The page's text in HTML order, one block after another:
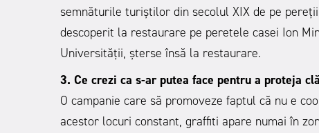
semnăturile turiștilor din secolul XIX de pe
descoperit la restaurare pe peretele casei Ion
Universității, șterse însă la restaurare.
3. Ce crezi ca s-ar putea face pentru a proteja
O campanie care să promoveze faptul că nu e
acestor locuri constant, graffiti apare numai în